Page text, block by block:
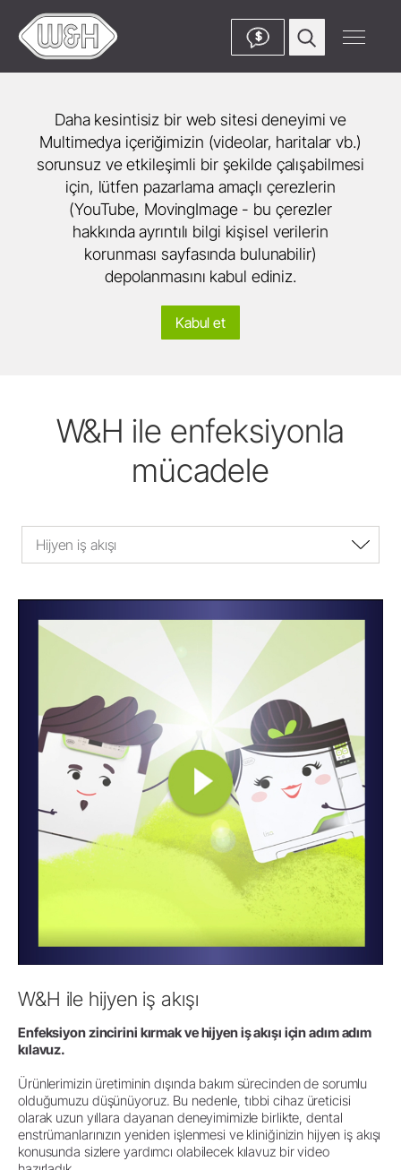
$
Daha kesintisiz bir web sitesi deneyimi ve
Multimedya içeriğimizin (videolar, haritalar vb.)
sorunsuz ve etkileşimli bir şekilde çalışabilmesi
için, lütfen pazarlama amaçlı çerezlerin
(YouTube, MovingImage - bu çerezler
hakkında ayrıntılı bilgi kişisel verilerin
korunması sayfasında bulunabilir)
depolanmasını kabul ediniz.
Kabul et
W&H ile enfeksiyonla
mücadele
Hijyen iş akışı
W&H ile hijyen iş akışı
Enfeksiyon zincirini kırmak ve hijyen iş akışı için adım adım
kılavuz.
Ürünlerimizin üretiminin dışında bakım sürecinden de sorumlu
olduğumuzu düşünüyoruz. Bu nedenle, tıbbi cihaz üreticisi
olarak uzun yıllara dayanan deneyimimizle birlikte, dental
enstrümanlarınızın yeniden işlenmesi ve kliniğinizin hijyen iş akışı
konusunda sizlere yardımcı olabilecek kılavuz bir video